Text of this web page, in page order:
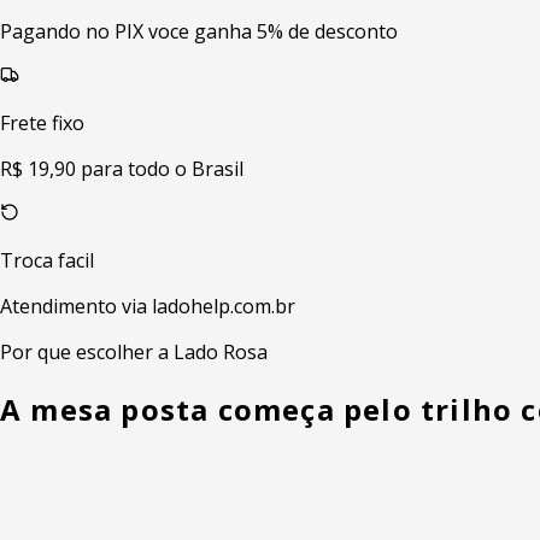
Pagando no PIX voce ganha 5% de desconto
Frete fixo
R$ 19,90 para todo o Brasil
Troca facil
Atendimento via ladohelp.com.br
Por que escolher a Lado Rosa
A mesa posta começa pelo trilho